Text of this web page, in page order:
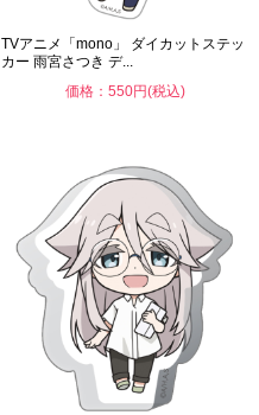
TVアニメ「mono」 ダイカットステッ
カー 雨宮さつき デ...
価格：550円(税込)